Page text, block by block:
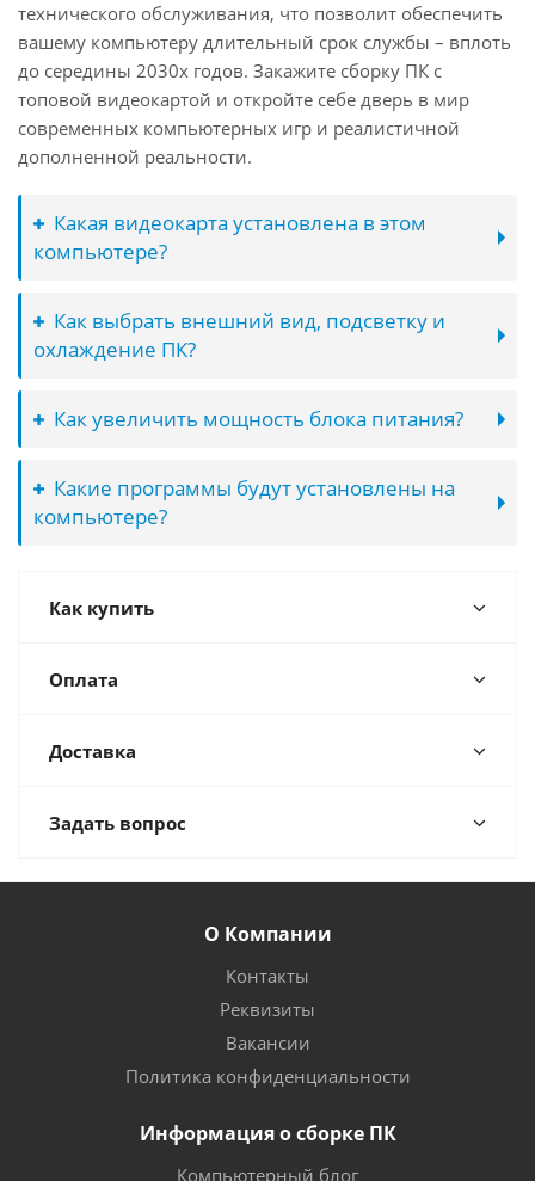
технического обслуживания, что позволит обеспечить
вашему компьютеру длительный срок службы – вплоть
до середины 2030х годов. Закажите сборку ПК с
топовой видеокартой и откройте себе дверь в мир
современных компьютерных игр и реалистичной
дополненной реальности.
Какая видеокарта установлена в этом
компьютере?
Как выбрать внешний вид, подсветку и
охлаждение ПК?
Как увеличить мощность блока питания?
Какие программы будут установлены на
компьютере?
Как купить
Оплата
Доставка
Задать вопрос
О Компании
Контакты
Реквизиты
Вакансии
Политика конфиденциальности
Информация о сборке ПК
Компьютерный блог